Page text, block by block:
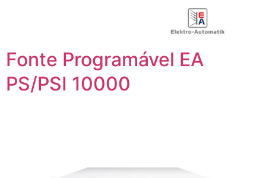
Fonte Programável EA
PS/PSI 10000